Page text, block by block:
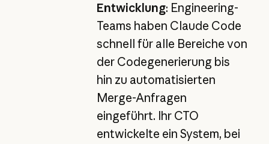
Entwicklung: Engineering-
Teams haben Claude Code
schnell für alle Bereiche von
der Codegenerierung bis
hin zu automatisierten
Merge-Anfragen
eingeführt. Ihr CTO
entwickelte ein System, bei